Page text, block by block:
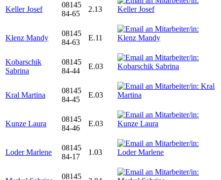
Keller Josef
08145
84-65
2.13
Klenz Mandy
08145
84-63
E.11
Kobarschik
Sabrina
08145
84-44
E.03
Kral Martina
08145
84-45
E.03
Kunze Laura
08145
84-46
E.03
Loder Marlene
08145
84-17
1.03
08145